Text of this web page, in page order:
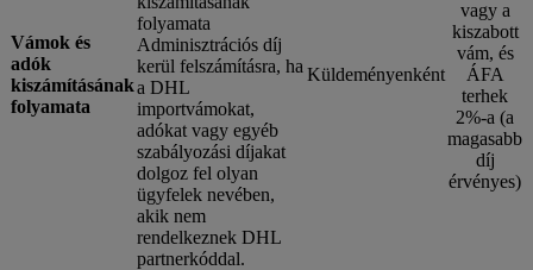
Vámok és
adók
kiszámításának
folyamata
folyamata
Adminisztrációs díj
kerül felszámításra, ha
a DHL
importvámokat,
adókat vagy egyéb
szabályozási díjakat
dolgoz fel olyan
ügyfelek nevében,
akik nem
rendelkeznek DHL
partnerkóddal.
Küldeményenként
vagy a
kiszabott
vám, és
ÁFA
terhek
2%-a (a
magasabb
díj
érvényes)